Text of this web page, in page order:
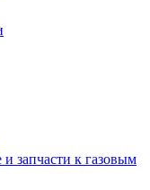
запчасти к газовым